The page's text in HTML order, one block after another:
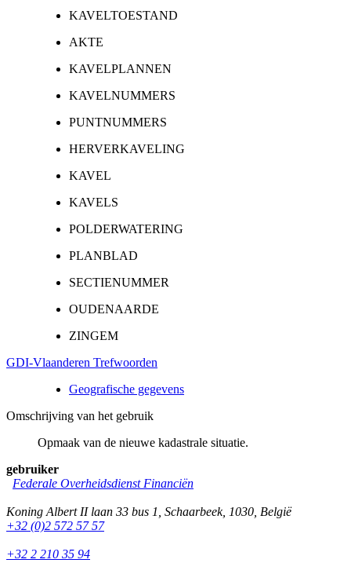
KAVELTOESTAND
AKTE
KAVELPLANNEN
KAVELNUMMERS
PUNTNUMMERS
HERVERKAVELING
KAVEL
KAVELS
POLDERWATERING
PLANBLAD
SECTIENUMMER
OUDENAARDE
ZINGEM
GDI-Vlaanderen Trefwoorden
Geografische gegevens
Omschrijving van het gebruik
Opmaak van de nieuwe kadastrale situatie.
gebruiker
Federale Overheidsdienst Financiën
Koning Albert II laan 33 bus 1 Schaarbeek, 1030 België
+32 (0)2 572 57 57
+32 2 210 35 94